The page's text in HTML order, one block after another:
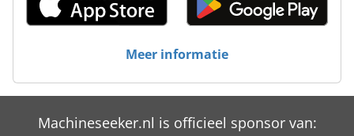
Meer informatie
Machineseeker.nl is officieel sponsor van: